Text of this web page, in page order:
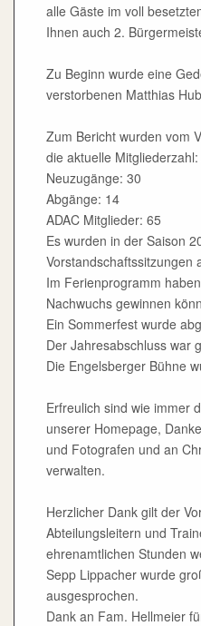
alle Gäste im voll
Ihnen auch 2.
Zu Beginn wurde eine
verstorbenen Matthias
Zum Bericht wurden vom
die aktuelle
Neuzugänge: 30
Abgänge: 14
ADAC Mitglieder: 65
Es wurden in der Saison
Vorstandschaftssitzungen
Im Ferienprogramm
Nachwuchs gewinnen
Ein Sommerfest wurde
Der Jahresabschluss war
Die Engelsberger Bühne
Erfreulich sind wie immer
unserer Homepage,
und Fotografen und an
verwalten.
Herzlicher Dank gilt der
Abteilungsleitern und
ehrenamtlichen Stunden
Sepp Lippacher wurde
ausgesprochen.
Dank an Fam. Hellmeier